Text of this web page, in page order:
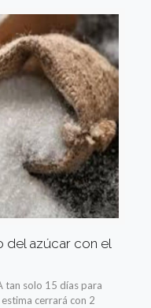
azúcar con el
tan solo 15 días para
cerrará con 2